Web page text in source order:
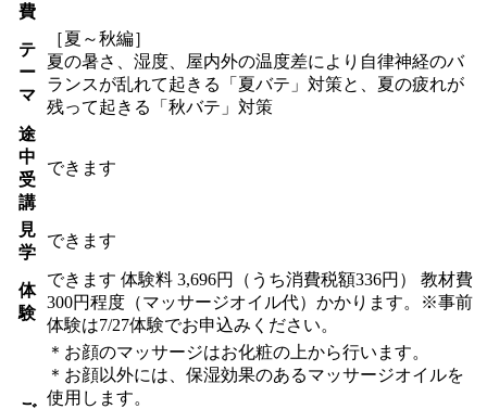
費
テ
ー
マ
［夏～秋編］
夏の暑さ、湿度、屋内外の温度差により自律神経のバ
ランスが乱れて起きる「夏バテ」対策と、夏の疲れが
残って起きる「秋バテ」対策
途
中
受
講
できます
見
学
できます
体
験
できます 体験料 3,696円（うち消費税額336円） 教材費
300円程度（マッサージオイル代）かかります。※事前
体験は7/27体験でお申込みください。
＊お顔のマッサージはお化粧の上から行います。
＊お顔以外には、保湿効果のあるマッサージオイルを
使用します。